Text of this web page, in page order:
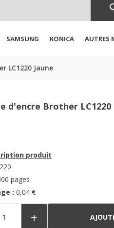
SAMSUNG KONICA AUTRES
LC1220 Jaune
d'encre Brother LC1220
produit
pages
: 0,04 €
